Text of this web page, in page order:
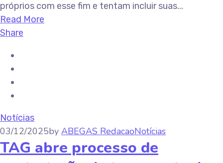
próprios com esse fim e tentam incluir suas...
Read More
Share
Notícias
03/12/2025by ABEGAS RedacaoNotícias
TAG abre processo de